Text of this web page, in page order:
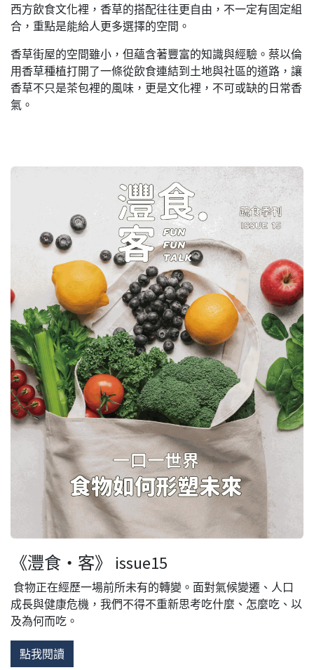
西方飲食文化裡，香草的搭配往往更自由，不一定有固定組
合，重點是能給人更多選擇的空間。
香草街屋的空間雖小，但蘊含著豐富的知識與經驗。蔡以倫
用香草種植打開了一條從飲食連結到土地與社區的道路，讓
香草不只是茶包裡的風味，更是文化裡，不可或缺的日常香
氣。
《灃食・客》 issue15
食物正在經歷一場前所未有的轉變。面對氣候變遷、人口
成長與健康危機，我們不得不重新思考吃什麼、怎麼吃、以
及為何而吃。
點我閱讀